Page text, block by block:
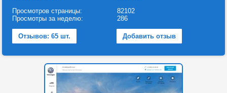
Просмотров страницы:
Просмотры за неделю:
82102
286
Отзывов: 65 шт. Добавить отзыв